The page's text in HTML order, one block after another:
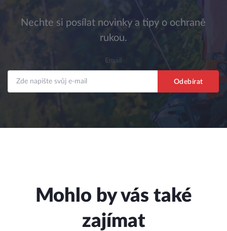
Nechte si posílat novinky a tipy o ochraně
rukou.
Email
Mohlo by vás také
zajímat